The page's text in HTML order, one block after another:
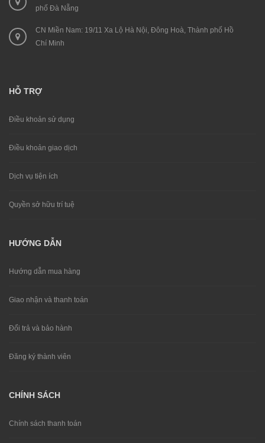
phố Đà Nẵng
CN Miền Nam: 19/11 Xa Lộ Hà Nội, Đông Hoà, Thành phố Hồ
Chí Minh
HỖ TRỢ
Điều khoản sử dụng
Điều khoản giao dịch
Dịch vụ tiện ích
Quyền sở hữu trí tuệ
HƯỚNG DẪN
Hướng dẫn mua hàng
Giao nhận và thanh toán
Đổi trả và bảo hành
Đăng ký thành viên
CHÍNH SÁCH
Chính sách thanh toán